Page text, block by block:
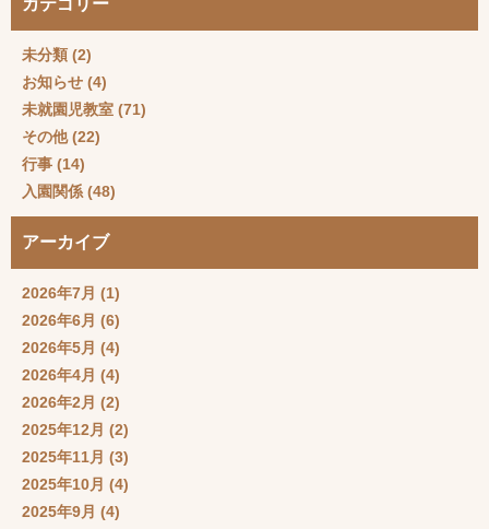
カテゴリー
未分類 (2)
お知らせ (4)
未就園児教室 (71)
その他(22)
行事 (14)
入園関係 (48)
アーカイブ
2026年7月 (1)
2026年6月 (6)
2026年5月 (4)
2026年4月 (4)
2026年2月 (2)
2025年12月 (2)
2025年11月 (3)
2025年10月 (4)
2025年9月 (4)